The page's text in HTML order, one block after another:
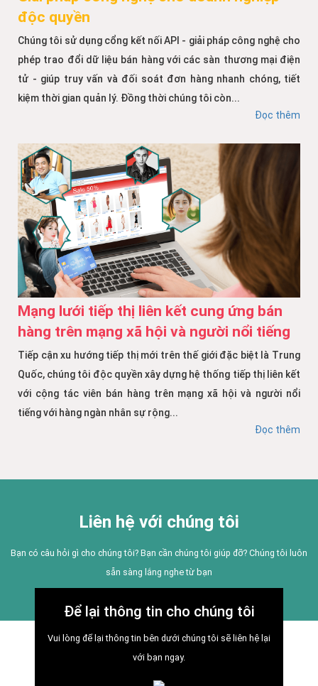
độc quyền
Chúng tôi sử dụng cổng kết nối API - giải pháp công nghệ cho
phép trao đổi dữ liệu bán hàng với các sàn thương mại điện
tử - giúp truy vấn và đối soát đơn hàng nhanh chóng, tiết
kiệm thời gian quản lý. Đồng thời chúng tôi còn...
Đọc thêm
Mạng lưới tiếp thị liên kết cung ứng bán
hàng trên mạng xã hội và người nổi tiếng
Tiếp cận xu hướng tiếp thị mới trên thế giới đặc biệt là Trung
Quốc, chúng tôi độc quyền xây dựng hệ thống tiếp thị liên kết
với cộng tác viên bán hàng trên mạng xã hội và người nổi
tiếng với hàng ngàn nhân sự rộng...
Đọc thêm
Liên hệ với chúng tôi
Bạn có câu hỏi gì cho chúng tôi? Bạn cần chúng tôi giúp đỡ? Chúng tôi luôn
sẵn sàng lắng nghe từ bạn
Để lại thông tin cho chúng tôi
Vui lòng để lại thông tin bên dưới chúng tôi sẽ liên hệ lại
với bạn ngay.